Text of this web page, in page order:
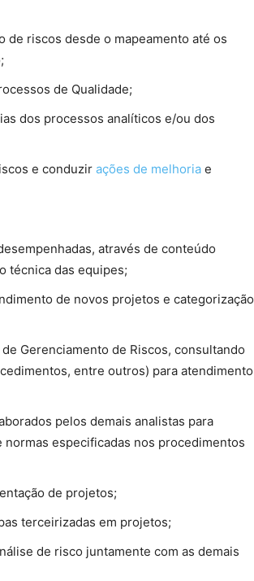
de riscos desde o mapeamento até os
de Qualidade;
dos processos analíticos e/ou dos
e conduzir ações de melhoria e
através de conteúdo
técnica das equipes;
de novos projetos e categorização
Gerenciamento de Riscos, consultando
entre outros) para atendimento
pelos demais analistas para
especificadas nos procedimentos
de projetos;
terceirizadas em projetos;
de risco juntamente com as demais